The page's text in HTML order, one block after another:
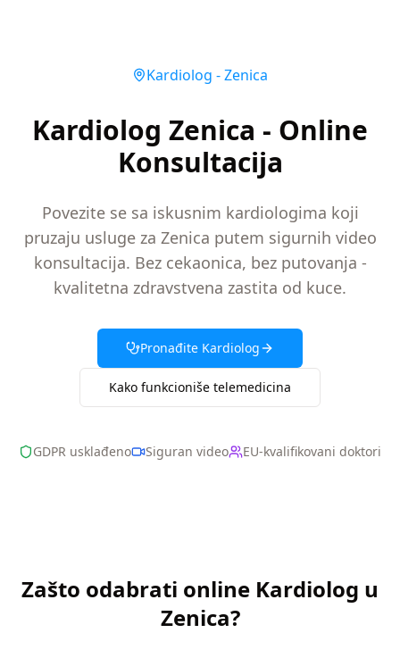
Kardiolog -Zenica
Kardiolog Zenica - Online
Konsultacija
Povezite se sa iskusnim kardiologima koji
pruzaju usluge za Zenica putem sigurnih video
konsultacija. Bez cekaonica, bez putovanja -
kvalitetna zdravstvena zastita od kuce.
Pronađite Kardiolog
Kako funkcioniše telemedicina
GDPR usklađeno Siguran video EU-kvalifikovani doktori
Zašto odabrati online Kardiolog u
Zenica?